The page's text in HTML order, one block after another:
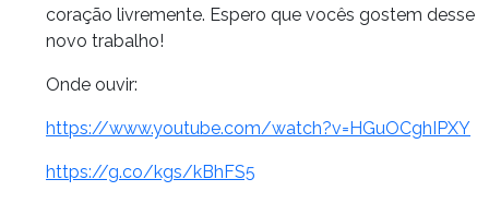
coração livremente. Espero que vocês gostem desse
novo trabalho!
Onde ouvir:
https://www.youtube.com/watch?v=HGuOCghIPXY
https://g.co/kgs/kBhFS5